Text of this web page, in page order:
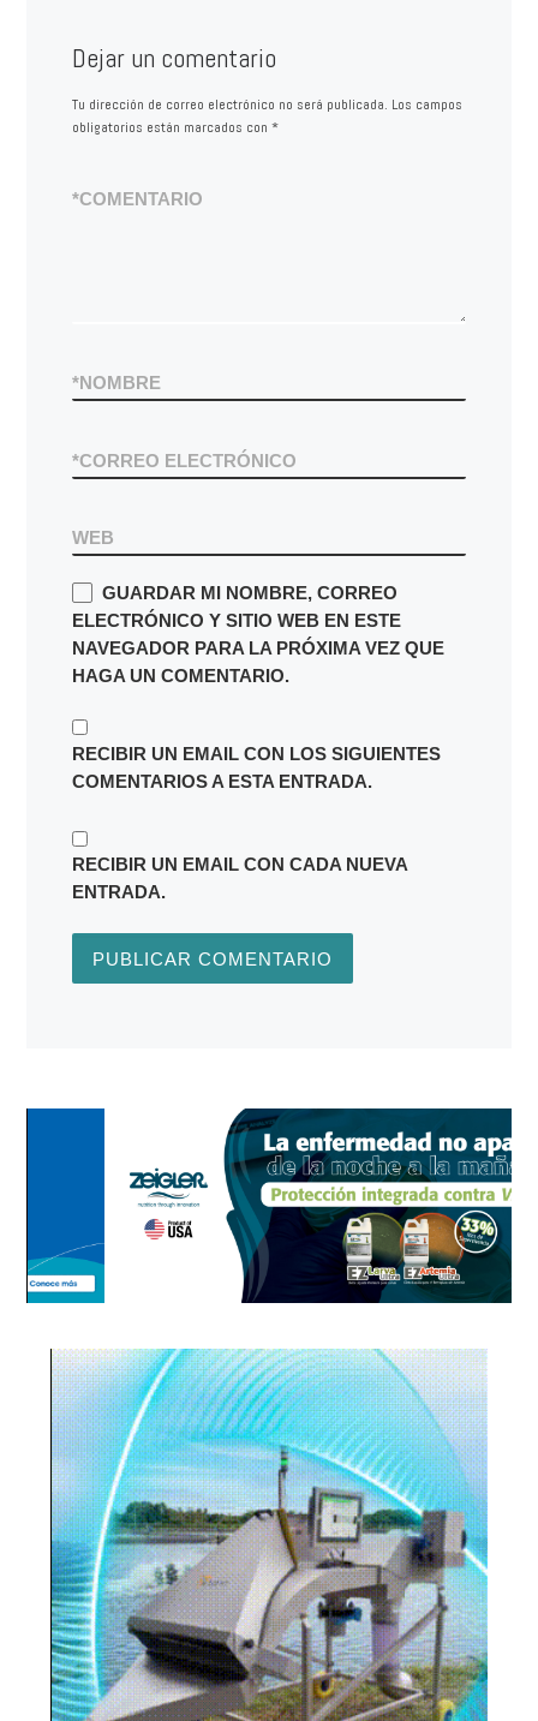
Dejar un comentario
Tu dirección de correo electrónico no será publicada. Los campos
obligatorios están marcados con *
COMENTARIO
*
NOMBRE
*
CORREO ELECTRÓNICO
*
WEB
GUARDAR MI NOMBRE, CORREO
ELECTRÓNICO Y SITIO WEB EN ESTE
NAVEGADOR PARA LA PRÓXIMA VEZ QUE
HAGA UN COMENTARIO.
RECIBIR UN EMAIL CON LOS SIGUIENTES
COMENTARIOS A ESTA ENTRADA.
RECIBIR UN EMAIL CON CADA NUEVA
ENTRADA.